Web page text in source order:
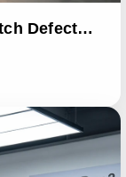
Defect